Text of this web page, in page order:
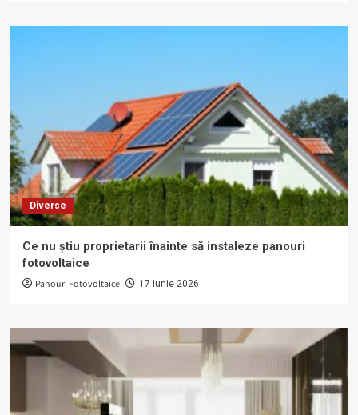
Diverse
Ce nu știu proprietarii înainte să instaleze panouri
fotovoltaice
Panouri Fotovoltaice 17 iunie 2026